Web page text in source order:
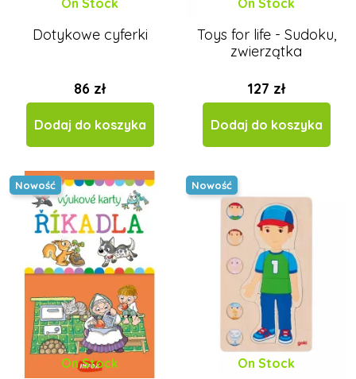
On Stock
Dotykowe cyferki
86 zł
Dodaj do koszyka
On Stock
Toys for life - Sudoku,
zwierzątka
127 zł
Dodaj do koszyka
Nowość
On Stock
Nowość
On Stock